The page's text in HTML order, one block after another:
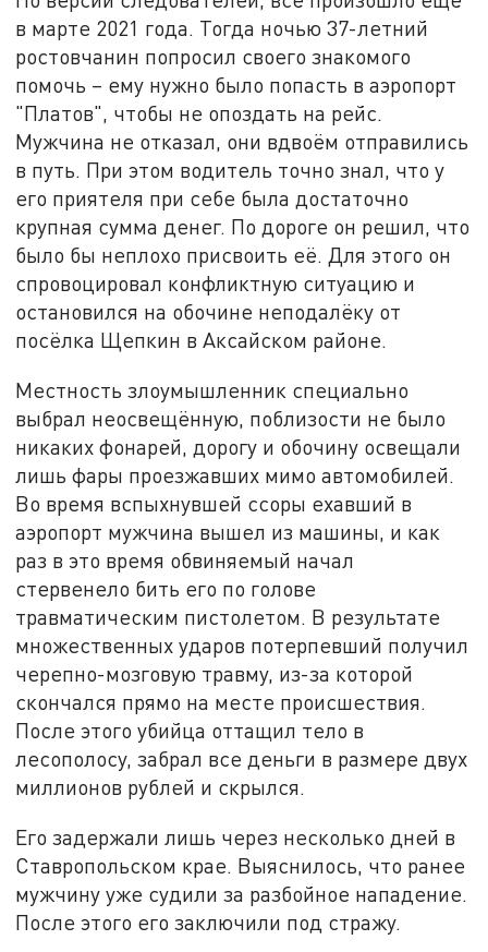
в марте 2021 года. Тогда ночью 37-летний
ростовчанин попросил своего знакомого
помочь – ему нужно было попасть в аэропорт
"Платов", чтобы не опоздать на рейс.
Мужчина не отказал, они вдвоём отправились
в путь. При этом водитель точно знал, что у
его приятеля при себе была достаточно
крупная сумма денег. По дороге он решил, что
было бы неплохо присвоить её. Для этого он
спровоцировал конфликтную ситуацию и
остановился на обочине неподалёку от
посёлка Щепкин в Аксайском районе.
Местность злоумышленник специально
выбрал неосвещённую, поблизости не было
никаких фонарей, дорогу и обочину освещали
лишь фары проезжавших мимо автомобилей.
Во время вспыхнувшей ссоры ехавший в
аэропорт мужчина вышел из машины, и как
раз в это время обвиняемый начал
стервенело бить его по голове
травматическим пистолетом. В результате
множественных ударов потерпевший получил
черепно-мозговую травму, из-за которой
скончался прямо на месте происшествия.
После этого убийца оттащил тело в
лесополосу, забрал все деньги в размере двух
миллионов рублей и скрылся.
Его задержали лишь через несколько дней в
Ставропольском крае. Выяснилось, что ранее
мужчину уже судили за разбойное нападение.
После этого его заключили под стражу.